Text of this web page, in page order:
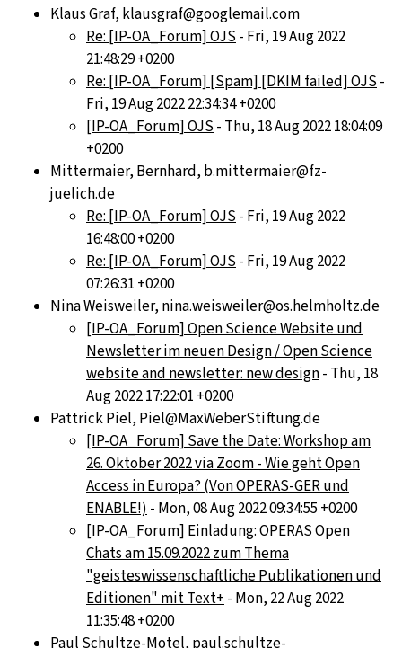
Klaus Graf, klausgraf@googlemail.com
Re: [IP-OA_Forum] OJS - Fri, 19 Aug 2022
21:48:29 +0200
Re: [IP-OA_Forum] [Spam] [DKIM failed] OJS -
Fri, 19 Aug 2022 22:34:34 +0200
[IP-OA_Forum] OJS - Thu, 18 Aug 2022 18:04:09
+0200
Mittermaier, Bernhard, b.mittermaier@fz-
juelich.de
Re: [IP-OA_Forum] OJS - Fri, 19 Aug 2022
16:48:00 +0200
Re: [IP-OA_Forum] OJS - Fri, 19 Aug 2022
07:26:31 +0200
Nina Weisweiler, nina.weisweiler@os.helmholtz.de
[IP-OA_Forum] Open Science Website und
Newsletter im neuen Design / Open Science
website and newsletter: new design- Thu, 18
Aug 2022 17:22:01 +0200
Pattrick Piel, Piel@MaxWeberStiftung.de
[IP-OA_Forum] Save the Date: Workshop am
26. Oktober 2022 via Zoom - Wie geht Open
Access in Europa? (Von OPERAS-GER und
ENABLE!) - Mon, 08 Aug 2022 09:34:55 +0200
[IP-OA_Forum] Einladung: OPERAS Open
Chats am 15.09.2022 zum Thema
"geisteswissenschaftliche Publikationen und
Editionen" mit Text+ - Mon, 22 Aug 2022
11:35:48 +0200
Paul Schultze-Motel, paul.schultze-